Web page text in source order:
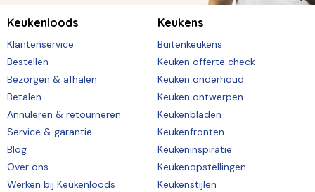
Keukenloods
Klantenservice
Bestellen
Bezorgen & afhalen
Betalen
Annuleren & retourneren
Service & garantie
Blog
Over ons
Werken bij Keukenloods
Keukens
Buitenkeukens
Keuken offerte check
Keuken onderhoud
Keuken ontwerpen
Keukenbladen
Keukenfronten
Keukeninspiratie
Keukenopstellingen
Keukenstijlen